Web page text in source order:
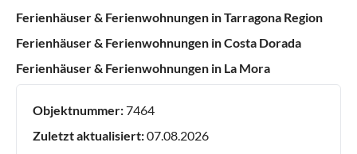
Ferienhäuser & Ferienwohnungen in Tarragona Region
Ferienhäuser & Ferienwohnungen in Costa Dorada
Ferienhäuser & Ferienwohnungen in La Mora
Objektnummer:7464
Zuletzt aktualisiert:07.08.2026